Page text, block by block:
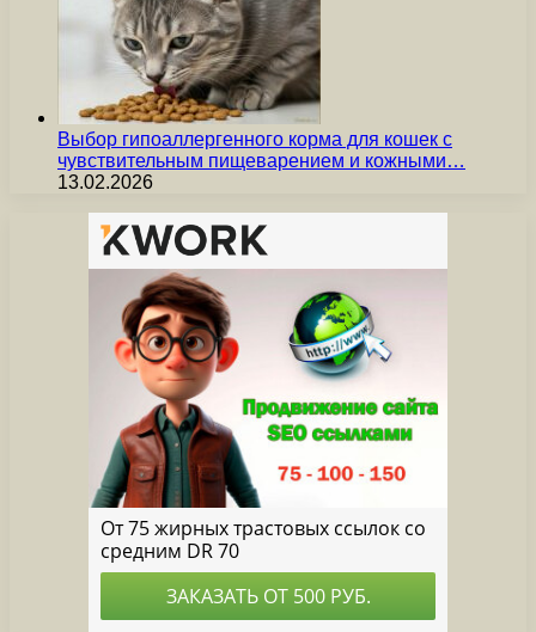
Выбор гипоаллергенного корма для кошек с
чувствительным пищеварением и кожными…
13.02.2026